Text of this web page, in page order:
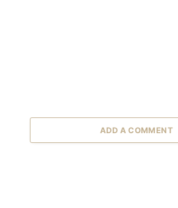
ADD A COMMENT